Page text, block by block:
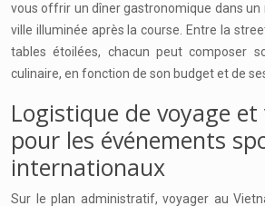
vous offrir un dîner gastronomique dans un
ville illuminée après la course. Entre la
tables étoilées, chacun peut composer
culinaire, en fonction de son budget et de
Logistique de voyage et
pour les événements
internationaux
Sur le plan administratif, voyager au